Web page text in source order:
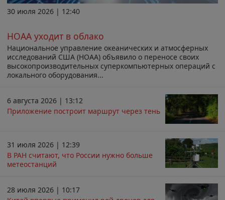
30 июля 2026 | 12:40
НОАА уходит в облако
Национальное управление океанических и атмосферных
исследований США (НОАА) объявило о переносе своих
высокопроизводительных суперкомпьютерных операций с
локального оборудования...
6 августа 2026 | 13:12
Приложение построит маршрут через тень
31 июля 2026 | 12:39
В РАН считают, что России нужно больше
метеостанций
28 июля 2026 | 10:17